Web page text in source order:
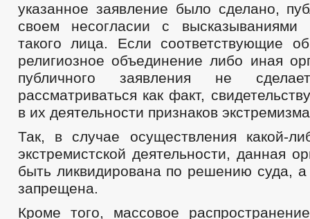
указанное заявление было сделано,
своем несогласии с высказываниями
такого лица. Если соответствующие
религиозное объединение либо иная
публичного заявления не
рассматриваться как факт,
в их деятельности признаков
Так, в случае осуществления какой-
экстремистской деятельности, данная
быть ликвидирована по решению суда, а
запрещена.
Кроме того, массовое